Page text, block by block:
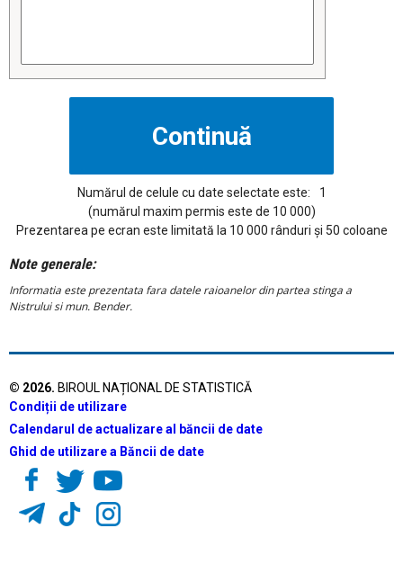
Numărul de celule cu date selectate este:
1
(numărul maxim permis este de 10 000)
Prezentarea pe ecran este limitată la 10 000 rânduri și 50 coloane
Note generale:
Informatia este prezentata fara datele raioanelor din partea stinga a
Nistrului si mun. Bender.
© 2026. BIROUL NAȚIONAL DE STATISTICĂ
Condiții de utilizare
Calendarul de actualizare al băncii de date
Ghid de utilizare a Băncii de date